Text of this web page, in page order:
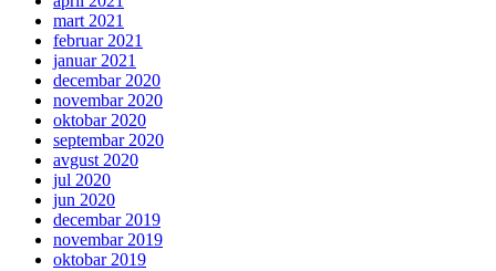
mart 2021
februar 2021
januar 2021
decembar 2020
novembar 2020
oktobar 2020
septembar 2020
avgust 2020
jul 2020
jun 2020
decembar 2019
novembar 2019
oktobar 2019